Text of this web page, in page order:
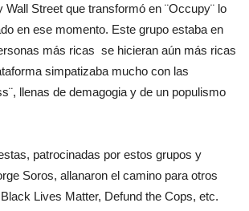
Street que transformó en ¨Occupy¨ lo
en ese momento. Este grupo estaba en
más ricas se hicieran aún más ricas
simpatizaba mucho con las
llenas de demagogia y de un populismo
patrocinadas por estos grupos y
Soros, allanaron el camino para otros
Lives Matter, Defund the Cops, etc.